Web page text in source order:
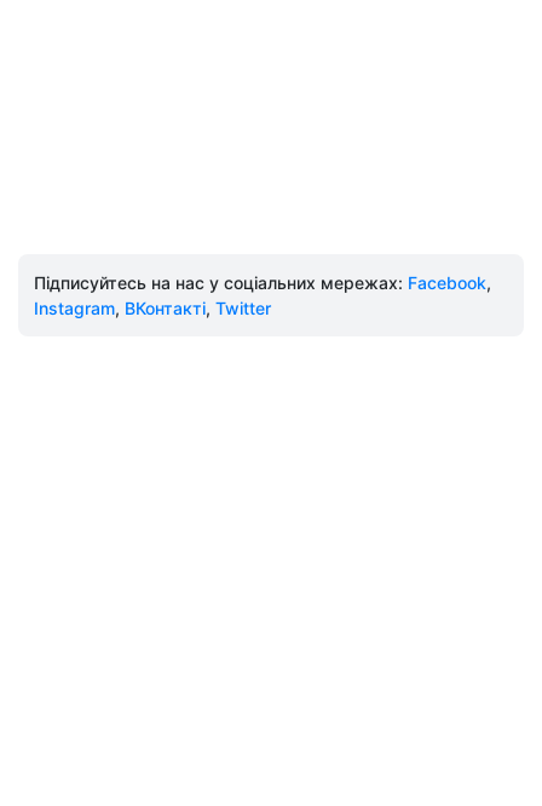
Підписуйтесь на нас у соціальних мережах: Facebook,
Instagram, ВКонтакті, Twitter